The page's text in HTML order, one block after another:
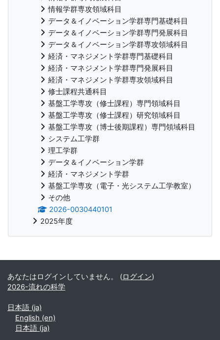
情報学群専攻領域科目
データ＆イノベーション学群専門基礎科目
データ＆イノベーション学群専門発展科目
データ＆イノベーション学群専攻領域科目
経済・マネジメント学群専門基礎科目
経済・マネジメント学群専門発展科目
経済・マネジメント学群専攻領域科目
修士課程共通科目
基盤工学専攻（修士課程）専門領域科目
基盤工学専攻（修士課程）研究領域科目
基盤工学専攻（博士後期課程）専門領域科目
システム工学群
理工学群
データ＆イノベーション学群
経済・マネジメント学群
基盤工学専攻（電子・光システム工学教室）
その他
2026-0030440101
2025年度
補助ブロック
あなたはログインしていません。 (ログイン)
2026-流れの科学
日本語 ‎(ja)‎
English ‎(en)‎
日本語 ‎(ja)‎